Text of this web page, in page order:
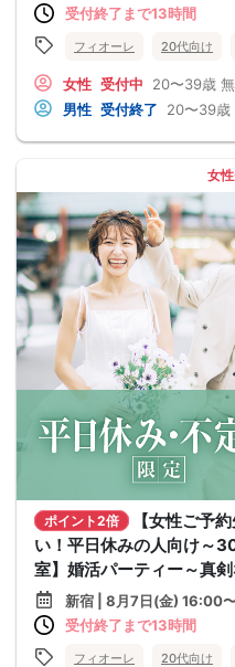
受付終了まで13時間
フィオーレ 20代向け
女性 受付中 20〜39歳
男性 受付終了 20〜39歳
女性
ポイント2倍
【女性ご予
い！平日休みの人向け～
室】婚活パーティー～真
新宿 | 8月7日(金) 16:00
受付終了まで13時間
フィオーレ 20代向け